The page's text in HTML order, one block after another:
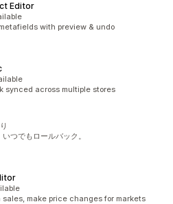
Editor
with preview & undo
synced across multiple stores
つでもロールバック。
make price changes for markets